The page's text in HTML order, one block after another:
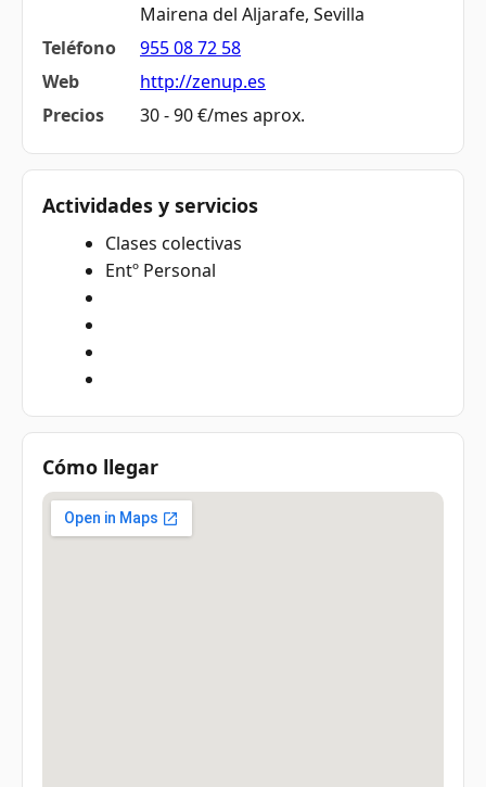
Mairena del Aljarafe, Sevilla
Teléfono
955 08 72 58
Web
http://zenup.es
Precios
30 - 90 €/mes aprox.
Actividades y servicios
Clases colectivas
Entº Personal
Cómo llegar